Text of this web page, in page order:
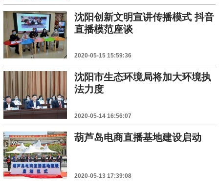
沈阳创新文明宣讲传播模式 抖音
直播模范座谈
2020-05-15 15:59:36
沈阳市生态环境局将加大环境执
法力度
2020-05-14 16:56:07
葫芦岛电商直播基地建设启动
2020-05-13 17:39:08